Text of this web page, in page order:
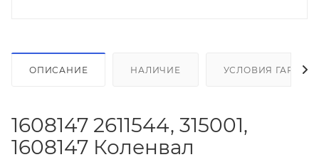
ОПИСАНИЕ НАЛИЧИЕ УСЛОВИЯ
1608147 2611544, 315001,
1608147 Коленвал